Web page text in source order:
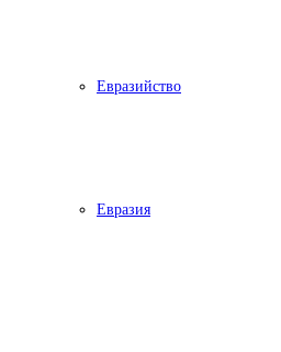
Евразийство
Евразия